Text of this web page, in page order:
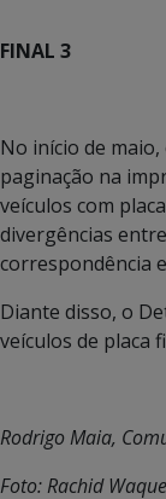
FINAL 3
No início de
paginação na
veículos com
divergências
correspondência
Diante disso, o
veículos de placa
Rodrigo Maia,
Foto: Rachid